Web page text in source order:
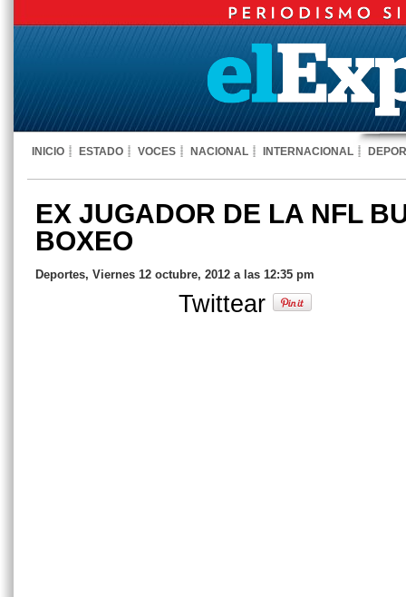
INICIO ESTADO VOCES NACIONAL INTERNACIONAL
EX JUGADOR DE LA NFL
BOXEO
Deportes, Viernes 12 octubre, 2012 a las 12:35 pm
Twittear